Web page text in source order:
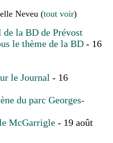
Neveu (tout voir)
la BD de Prévost
le thème de la BD - 16
le Journal - 16
du parc Georges-
McGarrigle - 19 août